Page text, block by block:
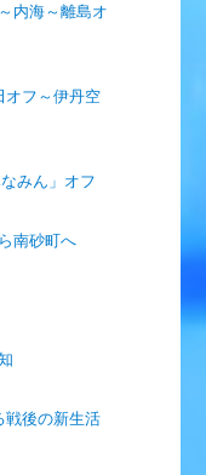
内海～離島オ
フ～伊丹空
みん」オフ
南砂町へ
戦後の新生活